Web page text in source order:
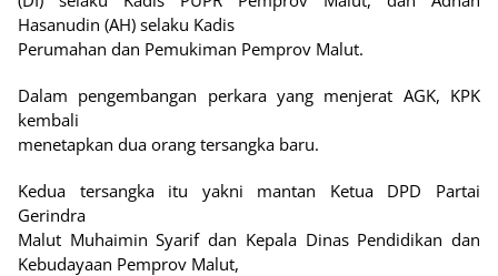
Hasanudin (AH) selaku Kadis
Perumahan dan Pemukiman Pemprov Malut.
Dalam pengembangan perkara yang menjerat AGK, KPK
kembali
menetapkan dua orang tersangka baru.
Kedua tersangka itu yakni mantan Ketua DPD Partai
Gerindra
Malut Muhaimin Syarif dan Kepala Dinas Pendidikan dan
Kebudayaan Pemprov Malut,